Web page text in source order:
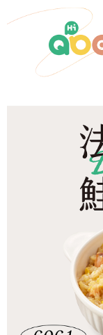
買賣價金債權讓與本
2.基於同意付款使用
資料（包含姓名、電
由本公司與您本人進
3.完整用戶服務條款，
購買商品的店家。未
後付繳納相關費用。
※ 交易是否成功請以
是否繳費成功／繳費
客戶支援中心」https://
１．透過由恩沛科技
易，需依本服務之必
２．關於個人資料處
https://aftee.tw/terms/
３．未成年的使用者
「AFTEE先享後付」
４．使用「AFTEE先
時審查核予不同之上
５．嚴禁一人註冊多
恩沛科技股份有限公
每筆NT$150，滿
冷凍宅配-離島
每筆NT$260